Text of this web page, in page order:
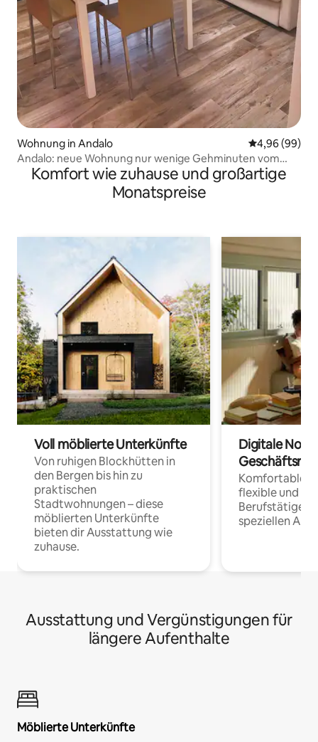
Wohnung in Andalo
4,96 (99)
Andalo: neue Wohnung nur wenige Gehminuten vom
Zentrum entfernt
Komfort wie zuhause und großartige
Monatspreise
Voll möblierte Unterkünfte
Von ruhigen Blockhütten in
den Bergen bis hin zu
praktischen
Stadtwohnungen – diese
möblierten Unterkünfte
bieten dir Ausstattung wie
zuhause.
Digitale
Komfortable
flexible und
Berufstätige
speziellen
Ausstattung und Vergünstigungen für
längere Aufenthalte
Möblierte Unterkünfte